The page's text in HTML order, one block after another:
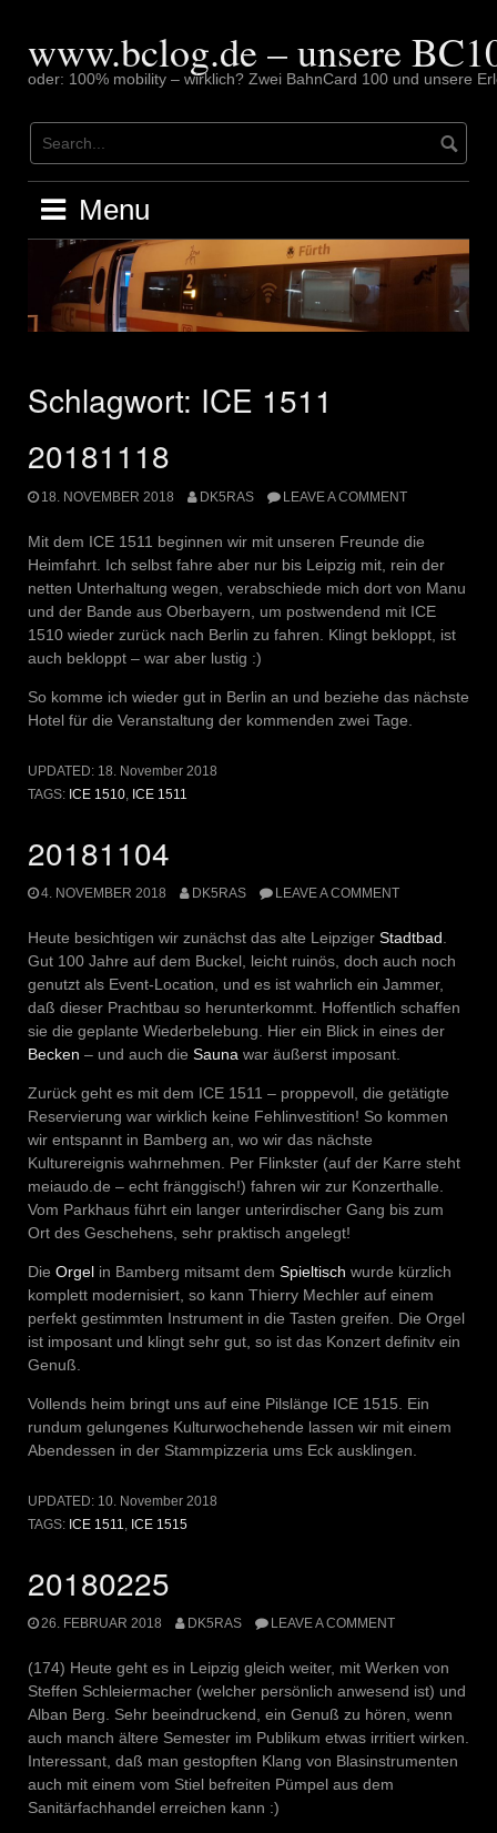
contentwww.bclog.de – unsere
oder: 100% mobility – wirklich? Zwei BahnCard 100 und unsere
Menu
Schlagwort: ICE 1511
20181118
18. NOVEMBER 2018 DK5RAS LEAVE A COMMENT
Mit dem ICE 1511 beginnen wir mit unseren Freunde die
Heimfahrt. Ich selbst fahre aber nur bis Leipzig mit, rein der
netten Unterhaltung wegen, verabschiede mich dort von Manu
und der Bande aus Oberbayern, um postwendend mit ICE
1510 wieder zurück nach Berlin zu fahren. Klingt bekloppt, ist
auch bekloppt – war aber lustig :)
So komme ich wieder gut in Berlin an und beziehe das nächste
Hotel für die Veranstaltung der kommenden zwei Tage.
UPDATED: 18. November 2018
TAGS: ICE 1510 ICE 1511
20181104
4. NOVEMBER 2018 DK5RAS LEAVE A COMMENT
Heute besichtigen wir zunächst das alte Leipziger Stadtbad
Gut 100 Jahre auf dem Buckel, leicht ruinös, doch auch noch
genutzt als Event-Location, und es ist wahrlich ein Jammer,
daß dieser Prachtbau so herunterkommt. Hoffentlich schaffen
sie die geplante Wiederbelebung. Hier ein Blick in eines der
Becken – und auch die Sauna war äußerst imposant.
Zurück geht es mit dem ICE 1511 – proppevoll, die getätigte
Reservierung war wirklich keine Fehlinvestition! So kommen
wir entspannt in Bamberg an, wo wir das nächste
Kulturereignis wahrnehmen. Per Flinkster (auf der Karre steht
meiaudo.de – echt fränggisch!) fahren wir zur Konzerthalle.
Vom Parkhaus führt ein langer unterirdischer Gang bis zum
Ort des Geschehens, sehr praktisch angelegt!
Die Orgel in Bamberg mitsamt dem Spieltisch wurde kürzlich
komplett modernisiert, so kann Thierry Mechler auf einem
perfekt gestimmten Instrument in die Tasten greifen. Die Orgel
ist imposant und klingt sehr gut, so ist das Konzert definitv ein
Genuß.
Vollends heim bringt uns auf eine Pilslänge ICE 1515. Ein
rundum gelungenes Kulturwochehende lassen wir mit einem
Abendessen in der Stammpizzeria ums Eck ausklingen.
UPDATED: 10. November 2018
TAGS: ICE 1511, ICE 1515
20180225
26. FEBRUAR 2018 DK5RAS LEAVE A COMMENT
(174) Heute geht es in Leipzig gleich weiter, mit Werken von
Steffen Schleiermacher (welcher persönlich anwesend ist) und
Alban Berg. Sehr beeindruckend, ein Genuß zu hören, wenn
auch manch ältere Semester im Publikum etwas irritiert wirken.
Interessant, daß man gestopften Klang von Blasinstrumenten
auch mit einem vom Stiel befreiten Pümpel aus dem
Sanitärfachhandel erreichen kann :)